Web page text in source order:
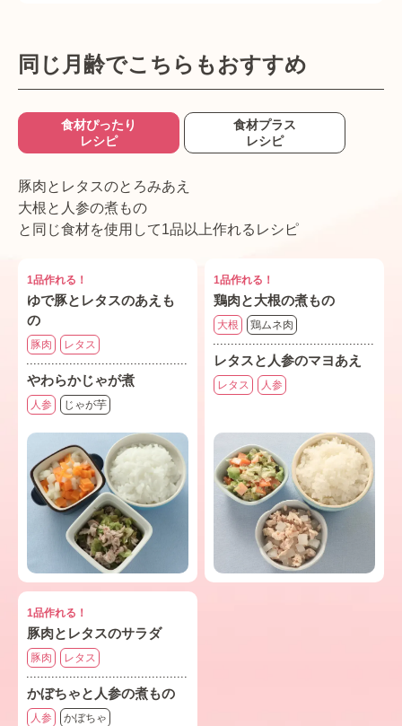
同じ月齢でこちらもおすすめ
食材ぴったり
レシピ
食材プラス
レシピ
豚肉とレタスのとろみあえ
大根と人参の煮もの
と同じ食材を使用して1品以上作れるレシピ
1品作れる！
ゆで豚とレタスのあえも
の
豚肉 レタス
やわらかじゃが煮
人参 じゃが芋
1品作れる！
鶏肉と大根の煮もの
大根 鶏ムネ肉
レタスと人参のマヨあえ
レタス 人参
1品作れる！
豚肉とレタスのサラダ
豚肉 レタス
かぼちゃと人参の煮もの
人参 かぼちゃ